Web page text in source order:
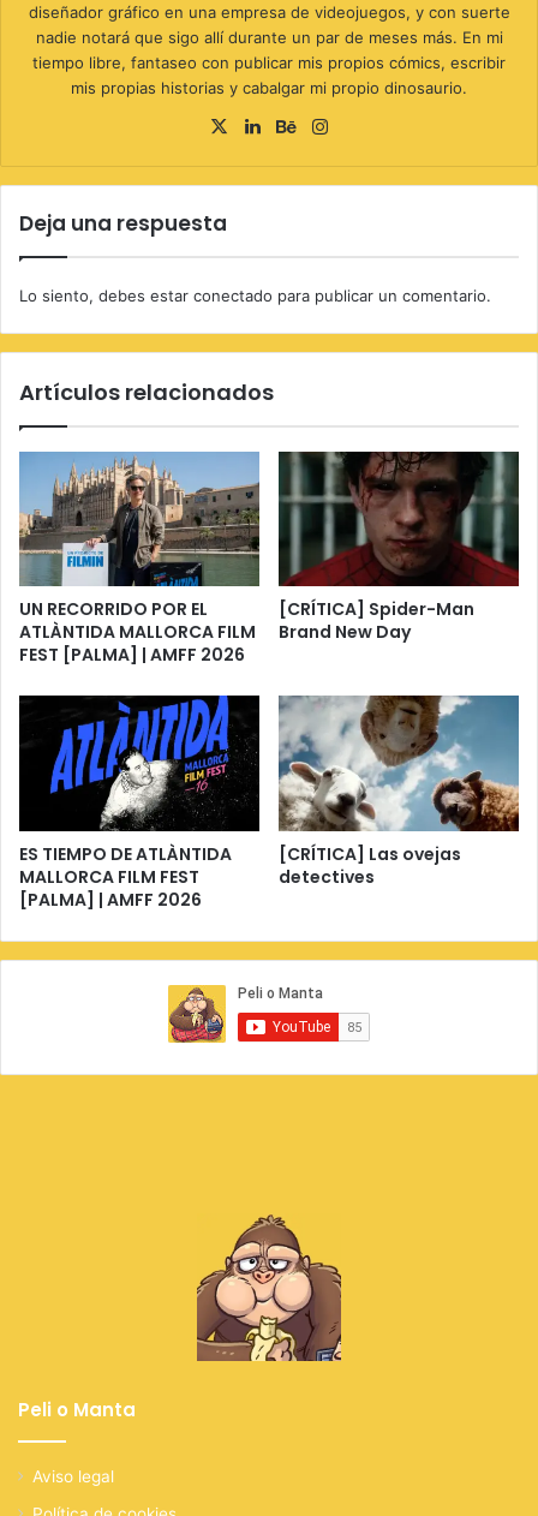
diseñador gráfico en una empresa de videojuegos, y con suerte
nadie notará que sigo allí durante un par de meses más. En mi
tiempo libre, fantaseo con publicar mis propios cómics, escribir
mis propias historias y cabalgar mi propio dinosaurio.
X LinkedInBehance
Deja una respuesta
Lo siento, debes estar conectado para publicar un comentario.
Artículos relacionados
UN RECORRIDO POR EL
ATLÀNTIDA MALLORCA FILM
FEST [PALMA] | AMFF 2026
[CRÍTICA] Spider-Man
Brand New Day
ES TIEMPO DE ATLÀNTIDA
MALLORCA FILM FEST
[PALMA] | AMFF 2026
[CRÍTICA] Las ovejas
detectives
Peli o Manta
Aviso legal